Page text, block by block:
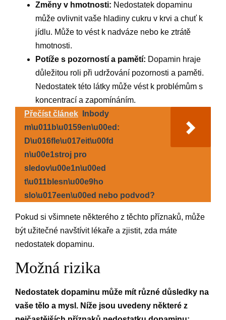
Změny v hmotnosti: Nedostatek dopaminu
může ovlivnit vaše hladiny cukru v krvi a chuť k
jídlu. Může to vést k nadváze nebo ke ztrátě
hmotnosti.
Potíže s pozorností a pamětí: Dopamin hraje
důležitou roli při udržování pozornosti a paměti.
Nedostatek této látky může vést k problémům s
koncentrací a zapomínáním.
Přečíst článek
Inbody
m\u011b\u0159en\u00ed:
D\u016fle\u017eit\u00fd
n\u00e1stroj pro
sledov\u00e1n\u00ed
t\u011blesn\u00e9ho
slo\u017een\u00ed nebo podvod?
Pokud si všimnete některého z těchto příznaků, může
být užitečné navštívit lékaře a zjistit, zda máte
nedostatek dopaminu.
Možná rizika
Nedostatek dopaminu může mít různé důsledky na
vaše tělo a mysl. Níže jsou uvedeny některé z